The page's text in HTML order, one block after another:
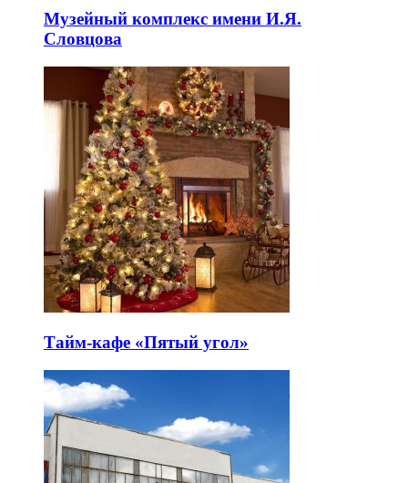
Музейный комплекс имени И.Я.
Словцова
Тайм-кафе «Пятый угол»